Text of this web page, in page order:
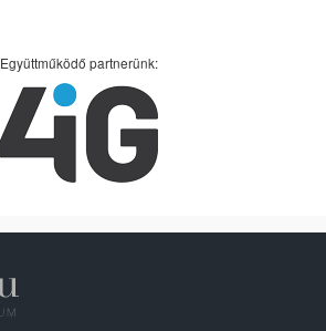
Együttműködő partnerünk: